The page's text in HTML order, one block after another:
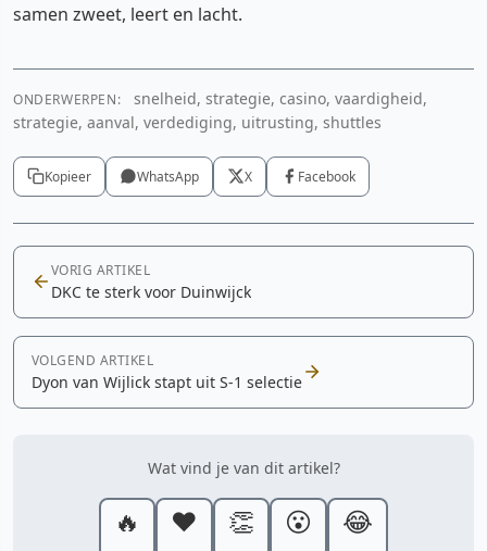
samen zweet, leert en lacht.
ONDERWERPEN:
snelheid, strategie, casino, vaardigheid,
strategie, aanval, verdediging, uitrusting, shuttles
Kopieer WhatsApp X Facebook
VORIG ARTIKEL
DKC te sterk voor Duinwijck
VOLGEND ARTIKEL
Dyon van Wijlick stapt uit S-1 selectie
Wat vind je van dit artikel?
🔥 ❤️ 👏 😮 😂